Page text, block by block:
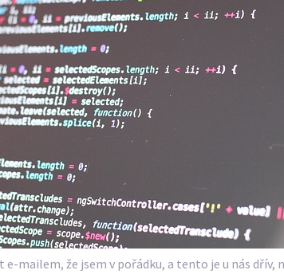
mailem, že jsem v pořádku, a tento je u nás dřív,